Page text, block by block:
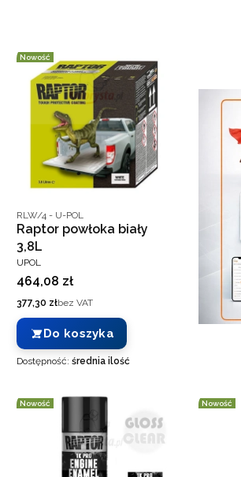
Nowość
Kod producenta
RLW/4 - U-POL
Raptor powłoka biały
3,8L
PRODUCENT
UPOL
Cena
464,08 zł
Cena
377,30 złbez VAT
Do koszyka
Dostępność: średnia ilość
Nowość Nowość